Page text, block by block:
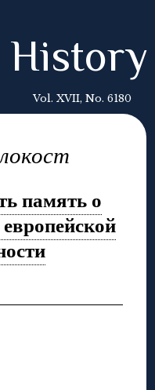
History
Vol. XVII, No. 6180
память о